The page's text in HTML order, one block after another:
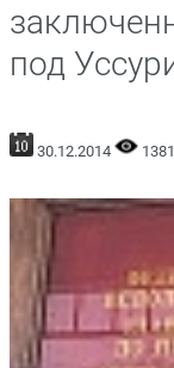
под
30.12.2014